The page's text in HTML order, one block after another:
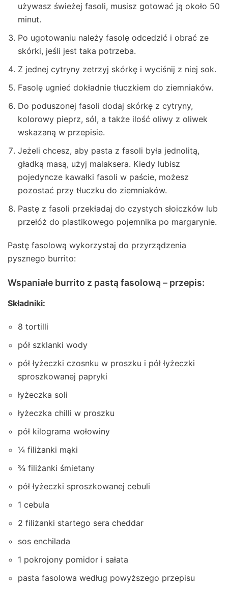
używasz świeżej fasoli, musisz gotować ją około 50
minut.
Po ugotowaniu należy fasolę odcedzić i obrać ze
skórki, jeśli jest taka potrzeba.
Z jednej cytryny zetrzyj skórkę i wyciśnij z niej sok.
Fasolę ugnieć dokładnie tłuczkiem do ziemniaków.
Do poduszonej fasoli dodaj skórkę z cytryny,
kolorowy pieprz, sól, a także ilość oliwy z oliwek
wskazaną w przepisie.
Jeżeli chcesz, aby pasta z fasoli była jednolitą,
gładką masą, użyj malaksera. Kiedy lubisz
pojedyncze kawałki fasoli w paście, możesz
pozostać przy tłuczku do ziemniaków.
Pastę z fasoli przekładaj do czystych słoiczków lub
przełóż do plastikowego pojemnika po margarynie.
Pastę fasolową wykorzystaj do przyrządzenia
pysznego burrito:
Wspaniałe burrito z pastą fasolową – przepis:
Składniki:
8 tortilli
pół szklanki wody
pół łyżeczki czosnku w proszku i pół łyżeczki
sproszkowanej papryki
łyżeczka soli
łyżeczka chilli w proszku
pół kilograma wołowiny
¼ filiżanki mąki
¾ filiżanki śmietany
pół łyżeczki sproszkowanej cebuli
1 cebula
2 filiżanki startego sera cheddar
sos enchilada
1 pokrojony pomidor i sałata
pasta fasolowa według powyższego przepisu